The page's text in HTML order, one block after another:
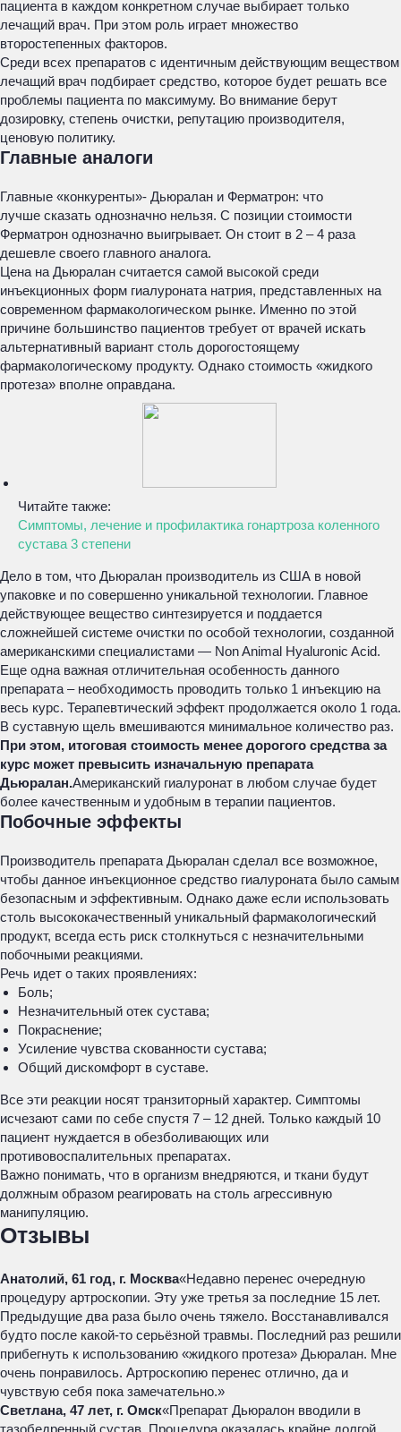
пациента в каждом конкретном случае выбирает только
лечащий врач. При этом роль играет множество
второстепенных факторов.
Среди всех препаратов с идентичным действующим веществом
лечащий врач подбирает средство, которое будет решать все
проблемы пациента по максимуму. Во внимание берут
дозировку, степень очистки, репутацию производителя,
ценовую политику.
Главные аналоги
Главные «конкуренты»- Дьюралан и Ферматрон: что
лучше сказать однозначно нельзя. С позиции стоимости
Ферматрон однозначно выигрывает. Он стоит в 2 – 4 раза
дешевле своего главного аналога.
Цена на Дьюралан считается самой высокой среди
инъекционных форм гиалуроната натрия, представленных на
современном фармакологическом рынке. Именно по этой
причине большинство пациентов требует от врачей искать
альтернативный вариант столь дорогостоящему
фармакологическому продукту. Однако стоимость «жидкого
протеза» вполне оправдана.
Читайте также:
Симптомы, лечение и профилактика гонартроза коленного
сустава 3 степени
Дело в том, что Дьюралан производитель из США в новой
упаковке и по совершенно уникальной технологии. Главное
действующее вещество синтезируется и поддается
сложнейшей системе очистки по особой технологии, созданной
американскими специалистами — Non Animal Hyaluronic Acid.
Еще одна важная отличительная особенность данного
препарата – необходимость проводить только 1 инъекцию на
весь курс. Терапевтический эффект продолжается около 1 года.
В суставную щель вмешиваются минимальное количество раз.
При этом, итоговая стоимость менее дорогого средства за
курс может превысить изначальную препарата
Дьюралан.Американский гиалуронат в любом случае будет
более качественным и удобным в терапии пациентов.
Побочные эффекты
Производитель препарата Дьюралан сделал все возможное,
чтобы данное инъекционное средство гиалуроната было самым
безопасным и эффективным. Однако даже если использовать
столь высококачественный уникальный фармакологический
продукт, всегда есть риск столкнуться с незначительными
побочными реакциями.
Речь идет о таких проявлениях:
Боль;
Незначительный отек сустава;
Покраснение;
Усиление чувства скованности сустава;
Общий дискомфорт в суставе.
Все эти реакции носят транзиторный характер. Симптомы
исчезают сами по себе спустя 7 – 12 дней. Только каждый 10
пациент нуждается в обезболивающих или
противовоспалительных препаратах.
Важно понимать, что в организм внедряются, и ткани будут
должным образом реагировать на столь агрессивную
манипуляцию.
Отзывы
Анатолий, 61 год, г. Москва«Недавно перенес очередную
процедуру артроскопии. Эту уже третья за последние 15 лет.
Предыдущие два раза было очень тяжело. Восстанавливался
будто после какой-то серьёзной травмы. Последний раз решили
прибегнуть к использованию «жидкого протеза» Дьюралан. Мне
очень понравилось. Артроскопию перенес отлично, да и
чувствую себя пока замечательно.»
Светлана, 47 лет, г. Омск«Препарат Дьюралон вводили в
тазобедренный сустав. Процедура оказалась крайне долгой,